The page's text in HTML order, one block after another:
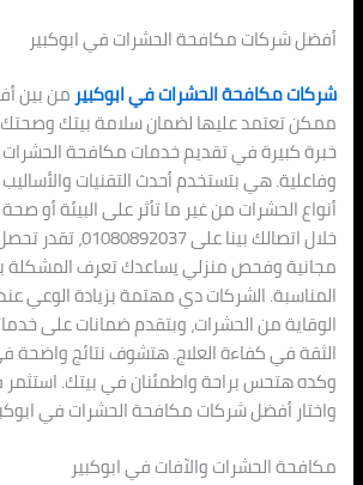
أفضل شركات مكافحة الحشرات في ابوكبير
شركات مكافحة الحشرات في ابوكبير من بين
ممكن تعتمد عليها لضمان سلامة بيتك
خبرة كبيرة في تقديم خدمات مكافحة الحشرات
وفاعلية. هي بتستخدم أحدث التقنيات
أنواع الحشرات من غير ما تأثر على البيئة أو
خلال اتصالك بينا على
مجانية وفحص منزلي يساعدك تعرف المشكلة
المناسبة. الشركات دي مهتمة بزيادة الوعي
الوقاية من الحشرات، وبتقدم ضمانات على
الثقة في كفاءة العلاج. هتشوف نتائج واضحة
وكده هتحس براحة واطمئنان في بيتك.
واختار أفضل شركات مكافحة الحشرات في
مكافحة الحشرات والآفات في ابوكبير